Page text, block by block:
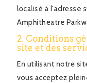
localisé à l'adresse
Amphitheatre
2. Conditions
site et des
En utilisant notre
vous acceptez